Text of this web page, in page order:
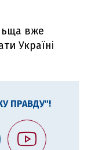
вже
Україні
ПРАВДУ"!